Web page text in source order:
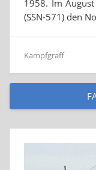
1958. Im
(SSN-571) den
Kampfgraff